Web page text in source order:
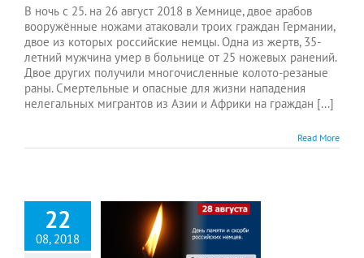
с
Хемницем
В ночь с 25. на 26 август 2018 в Хемнице, двое арабов
вооружённые ножами атаковали троих граждан Германии,
двое из которых российские немцы. Одна из жертв, 35-
летний мужчина умер в больнице от 25 ножевых ранений.
Двое других получили многочисленные колото-резаные
раны. Смертельные и опасные для жизни нападения
нелегальных мигрантов из Азии и Африки на граждан [...]
Read More
22
08, 2018